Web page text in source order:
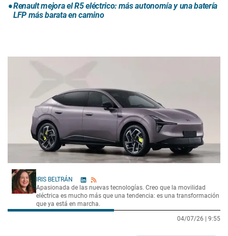
Renault mejora el R5 eléctrico: más autonomía y una batería
LFP más barata en camino
IRIS BELTRÁN
Apasionada de las nuevas tecnologías. Creo que la movilidad
eléctrica es mucho más que una tendencia: es una transformación
que ya está en marcha.
04/07/26 | 9:55